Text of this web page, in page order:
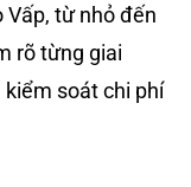
Vấp, từ nhỏ đến
rõ từng giai
soát chi phí